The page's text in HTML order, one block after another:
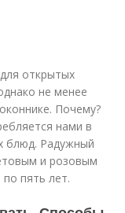
открытых
не менее
Почему?
нами в
блюд. Радужный
и розовым
пять лет.